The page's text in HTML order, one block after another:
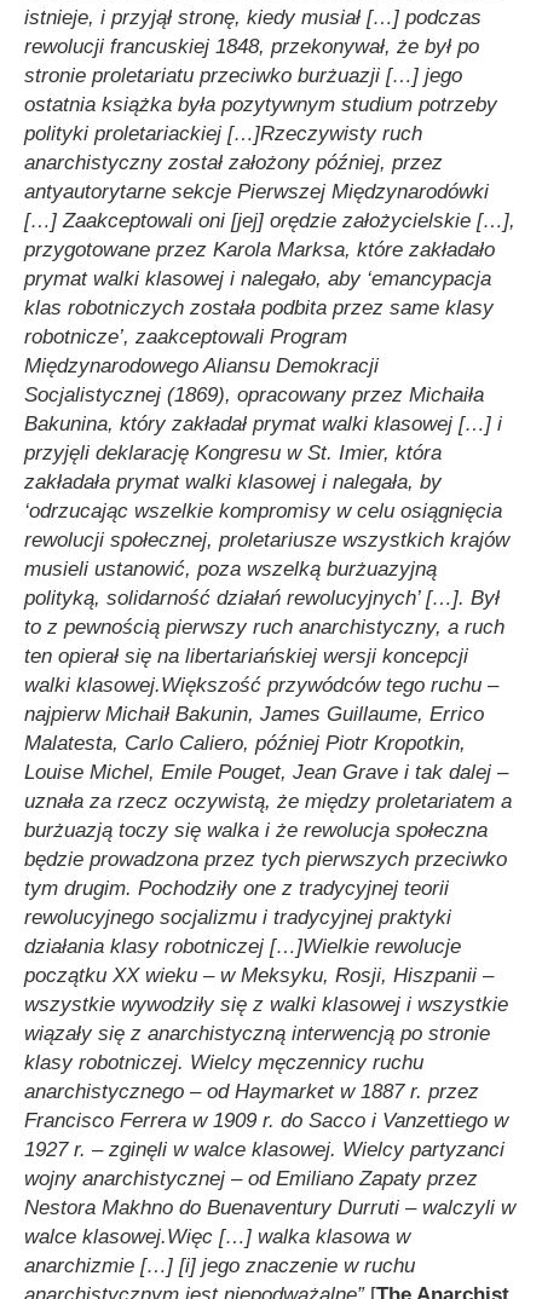
istnieje, i przyjął stronę, kiedy musiał […] podczas
rewolucji francuskiej 1848, przekonywał, że był po
stronie proletariatu przeciwko burżuazji […] jego
ostatnia książka była pozytywnym studium potrzeby
polityki proletariackiej […]Rzeczywisty ruch
anarchistyczny został założony później, przez
antyautorytarne sekcje Pierwszej Międzynarodówki
[…] Zaakceptowali oni [jej] orędzie założycielskie […],
przygotowane przez Karola Marksa, które zakładało
prymat walki klasowej i nalegało, aby ‘emancypacja
klas robotniczych została podbita przez same klasy
robotnicze’, zaakceptowali Program
Międzynarodowego Aliansu Demokracji
Socjalistycznej (1869), opracowany przez Michaiła
Bakunina, który zakładał prymat walki klasowej […] i
przyjęli deklarację Kongresu w St. Imier, która
zakładała prymat walki klasowej i nalegała, by
‘odrzucając wszelkie kompromisy w celu osiągnięcia
rewolucji społecznej, proletariusze wszystkich krajów
musieli ustanowić, poza wszelką burżuazyjną
polityką, solidarność działań rewolucyjnych’ […]. Był
to z pewnością pierwszy ruch anarchistyczny, a ruch
ten opierał się na libertariańskiej wersji koncepcji
walki klasowej.Większość przywódców tego ruchu –
najpierw Michaił Bakunin, James Guillaume, Errico
Malatesta, Carlo Caliero, później Piotr Kropotkin,
Louise Michel, Emile Pouget, Jean Grave i tak dalej –
uznała za rzecz oczywistą, że między proletariatem a
burżuazją toczy się walka i że rewolucja społeczna
będzie prowadzona przez tych pierwszych przeciwko
tym drugim. Pochodziły one z tradycyjnej teorii
rewolucyjnego socjalizmu i tradycyjnej praktyki
działania klasy robotniczej […]Wielkie rewolucje
początku XX wieku – w Meksyku, Rosji, Hiszpanii –
wszystkie wywodziły się z walki klasowej i wszystkie
wiązały się z anarchistyczną interwencją po stronie
klasy robotniczej. Wielcy męczennicy ruchu
anarchistycznego – od Haymarket w 1887 r. przez
Francisco Ferrera w 1909 r. do Sacco i Vanzettiego w
1927 r. – zginęli w walce klasowej. Wielcy partyzanci
wojny anarchistycznej – od Emiliano Zapaty przez
Nestora Makhno do Buenaventury Durruti – walczyli w
walce klasowej.Więc […] walka klasowa w
anarchizmie […] [i] jego znaczenie w ruchu
anarchistycznym jest niepodważalne” [The Anarchist